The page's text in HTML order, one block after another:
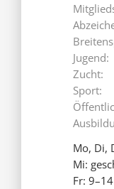
Jugend:
Zucht:
Sport:
Mo, Di,
Mi:
Fr: